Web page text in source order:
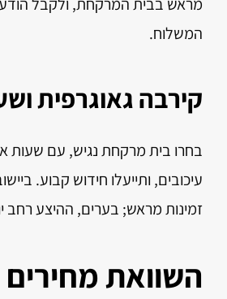
מראש בבית המרקחת, ולקבל
המשלוח.
קירבה גאוגרפית
בחרו בית מרקחת נגיש, עם שעות
עיכובים, ותייעלו חידוש קבוע.
זמינות מראש; בערים, ההיצע רחב
השוואת